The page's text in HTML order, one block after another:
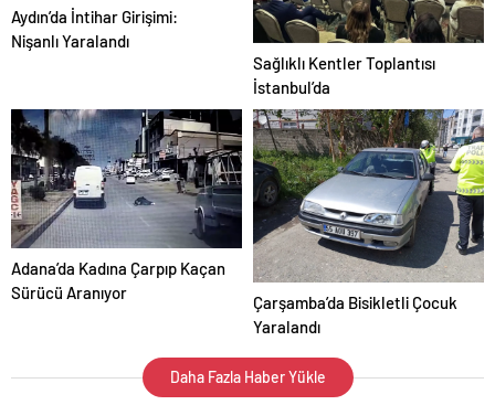
Aydın’da İntihar Girişimi:
Nişanlı Yaralandı
Sağlıklı Kentler Toplantısı
İstanbul’da
Adana’da Kadına Çarpıp Kaçan
Sürücü Aranıyor
Çarşamba’da Bisikletli Çocuk
Yaralandı
Daha Fazla Haber Yükle